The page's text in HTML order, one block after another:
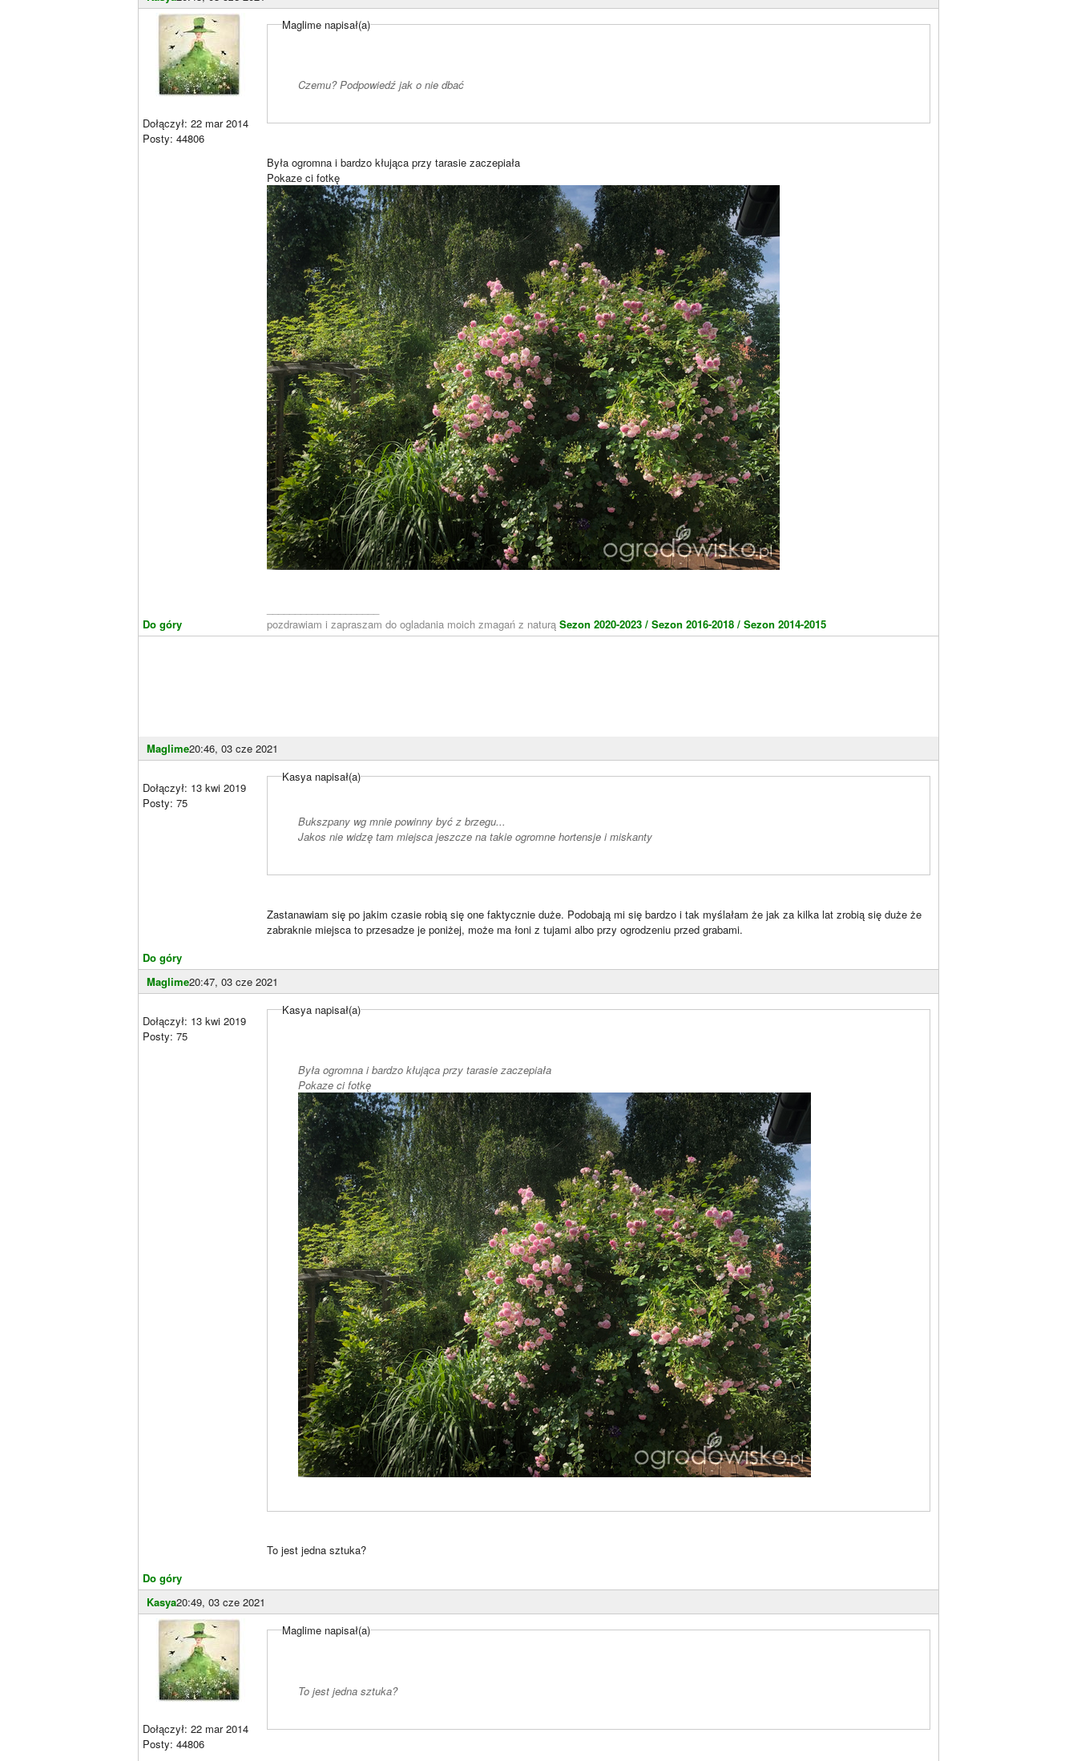
Dołączył: 22 mar 2014
Posty: 44806
Do góry
Maglime napisał(a)
Czemu? Podpowiedź jak o nie dbać
Była ogromna i bardzo kłująca przy tarasie zaczepiała
Pokaze ci fotkę
pozdrawiam i zapraszam do ogladania moich zmagań z naturą Sezon 2020-2023 / Sezon 2016-2018 / Sezon 2014-2015
Maglime20:46, 03 cze 2021
Dołączył: 13 kwi 2019
Posty: 75
Do góry
Kasya napisał(a)
Bukszpany wg mnie powinny być z brzegu...
Jakos nie widzę tam miejsca jeszcze na takie ogromne hortensje i miskanty
Zastanawiam się po jakim czasie robią się one faktycznie duże. Podobają mi się bardzo i tak myślałam że jak za kilka lat zrobią się duże że
zabraknie miejsca to przesadze je poniżej, może ma łoni z tujami albo przy ogrodzeniu przed grabami.
Maglime20:47, 03 cze 2021
Dołączył: 13 kwi 2019
Posty: 75
Do góry
Kasya napisał(a)
Była ogromna i bardzo kłująca przy tarasie zaczepiała
Pokaze ci fotkę
To jest jedna sztuka?
Kasya20:49, 03 cze 2021
Dołączył: 22 mar 2014
Posty: 44806
Maglime napisał(a)
To jest jedna sztuka?